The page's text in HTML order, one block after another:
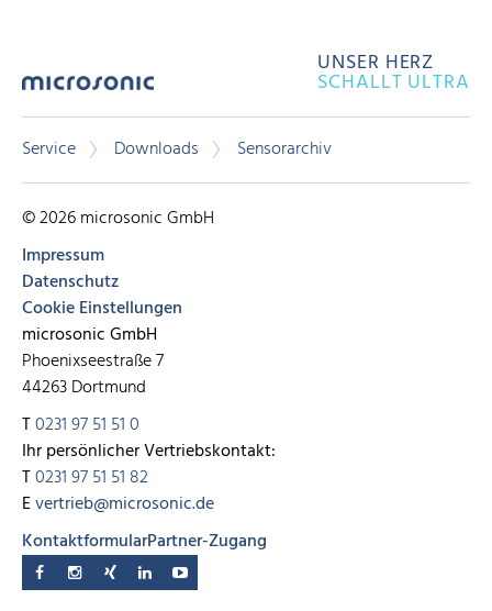
UNSER HERZ
SCHALLT ULTRA
Service Downloads Sensorarchiv
© 2026 microsonic GmbH
Impressum
Datenschutz
Cookie Einstellungen
microsonic GmbH
Phoenixseestraße 7
44263 Dortmund
T0231 97 51 51 0
Ihr persönlicher Vertriebskontakt:
T0231 97 51 51 82
Evertrieb@microsonic.de
KontaktformularPartner-Zugang